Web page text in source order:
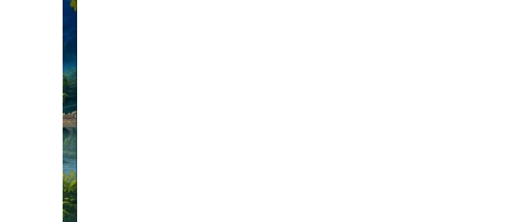
Events
Gallery
राजनीति